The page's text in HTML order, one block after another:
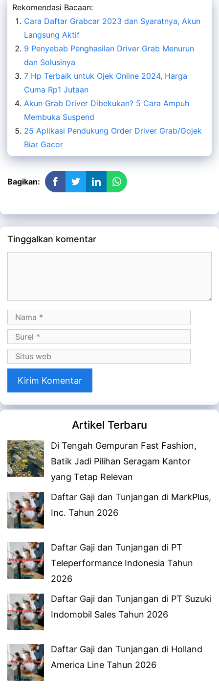
Rekomendasi Bacaan:
Cara Daftar Grabcar 2023 dan Syaratnya, Akun
Langsung Aktif
9 Penyebab Penghasilan Driver Grab Menurun
dan Solusinya
7 Hp Terbaik untuk Ojek Online 2024, Harga
Cuma Rp1 Jutaan
Akun Grab Driver Dibekukan? 5 Cara Ampuh
Membuka Suspend
25 Aplikasi Pendukung Order Driver Grab/Gojek
Biar Gacor
Bagikan:
Tinggalkan komentar
Nama
Surel
Situs
web
Artikel Terbaru
Di Tengah Gempuran Fast Fashion,
Batik Jadi Pilihan Seragam Kantor
yang Tetap Relevan
Daftar Gaji dan Tunjangan di MarkPlus,
Inc. Tahun 2026
Daftar Gaji dan Tunjangan di PT
Teleperformance Indonesia Tahun
2026
Daftar Gaji dan Tunjangan di PT Suzuki
Indomobil Sales Tahun 2026
Daftar Gaji dan Tunjangan di Holland
America Line Tahun 2026